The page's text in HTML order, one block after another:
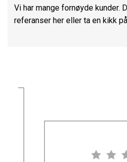
Vi har mange fornøyde kunder.
referanser her eller ta en kikk